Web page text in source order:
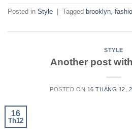
Posted in Style Tagged brooklyn,
STYLE
Another post
POSTED ON 16 THÁNG 12,
16
Th12